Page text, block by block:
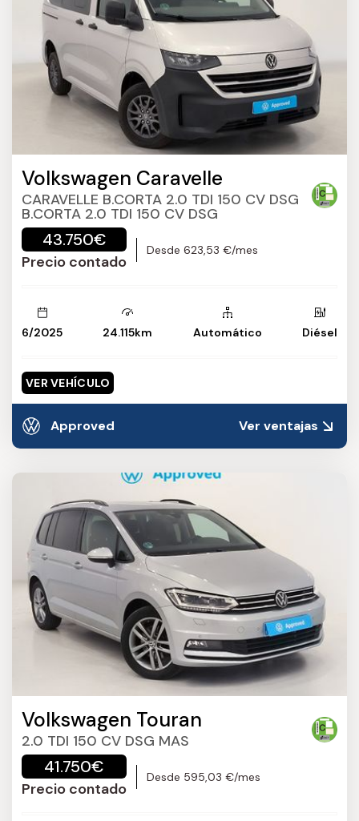
Volkswagen Caravelle
CARAVELLE B.CORTA 2.0 TDI 150 CV DSG
B.CORTA 2.0 TDI 150 CV DSG
43.750€
Precio contado
Desde 623,53 €/mes
6/2025 24.115km Automático Diésel
VER VEHÍCULO
Approved Ver ventajas
Volkswagen Touran
2.0 TDI 150 CV DSG MAS
41.750€
Precio contado
Desde 595,03 €/mes